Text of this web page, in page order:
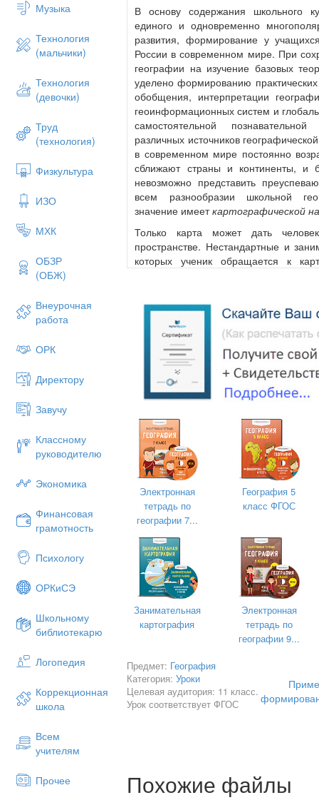
Музыка
Технология
(мальчики)
Технология
(девочки)
Труд
(технология)
Физкультура
ИЗО
МХК
ОБЗР
(ОБЖ)
Внеурочная
работа
ОРК
Директору
Завучу
Классному
руководителю
Экономика
Финансовая
грамотность
Психологу
ОРКиСЭ
Школьному
библиотекарю
Логопедия
Коррекционная
школа
Всем
учителям
Прочее
В основу содержания школьного
единого и одновременно
развития, формирование у
России в современном мире. При
географии на изучение базовых
уделено формированию
обобщения, интерпретации
геоинформационных систем и
самостоятельной
различных источников
в современном мире постоянно
сближают страны и континенты, и
невозможно представить
всем разнообразии школьной
значение имееткартографической
Только карта может дать
пространстве. Нестандартные и
которых ученик обращается к
полученные на других
заданиями с привлечением
географической информации
исследовательской работы.
ЗАНИМАТЕЛЬНЫЕ И
разнообразии получаемой
может быть только по
интересных внеклассных
Использование кроссвордов и
активизирует познавательную
интерес к изучаемому предмету,
способствует развитию грамотной
или составляя их, учащиеся
запоминают географические
Одни из них построены на
ответ на вопрос и заполнить сетку
(магические квадраты). В других,
вопрос, требуется составить фразу,
При использовании кроссвордов в
направления: задания на
кроссвордов.
различных этапах урока, и удачно
1. На этапе проверки домашнего
несколько вариантов:
– можно дать аналогичное
правильность выполнения можно
Электронная
тетрадь по
географии 7...
География 5
класс ФГОС
Занимательная
картография
Электронная
тетрадь по
географии 9...
Предмет: География
Категория:Уроки
Целевая аудитория: 11 класс.
Урок соответствует ФГОС
Похожие файлы